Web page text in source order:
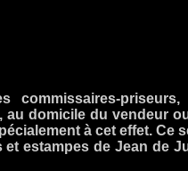
commissaires-
au domicile du vendeur
à cet effet. Ce
et estampes de Jean de